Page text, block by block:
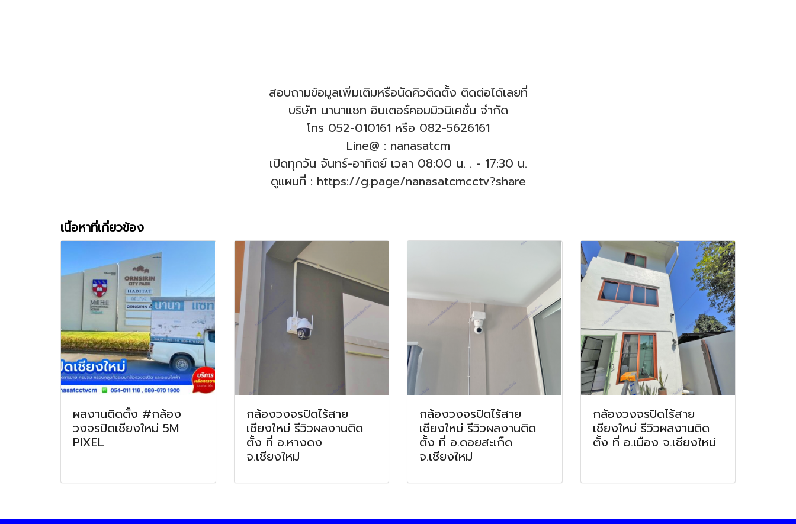
สอบถามข้อมูลเพิ่มเติมหรือนัดคิวติดตั้ง ติดต่อได้เลยที่
บริษัท นานาแซท อินเตอร์คอมมิวนิเคชั่น จำกัด
โทร 052-010161 หรือ 082-5626161
Line@ : nanasatcm
เปิดทุกวัน จันทร์-อาทิตย์ เวลา 08:00 น. . - 17:30 น.
ดูแผนที่ : https://g.page/nanasatcmcctv?share
เนื้อหาที่เกี่ยวข้อง
ผลงานติดตั้ง #กล้อง
วงจรปิดเชียงใหม่ 5M
PIXEL
กล้องวงจรปิดไร้สาย
เชียงใหม่ รีวิวผลงานติด
ตั้ง ที่ อ.หางดง
จ.เชียงใหม่
กล้องวงจรปิดไร้สาย
เชียงใหม่ รีวิวผลงานติด
ตั้ง ที่ อ.ดอยสะเก็ด
จ.เชียงใหม่
กล้องวงจรปิดไร้สาย
เชียงใหม่ รีวิวผลงานติด
ตั้ง ที่ อ.เมือง จ.เชียงใหม่